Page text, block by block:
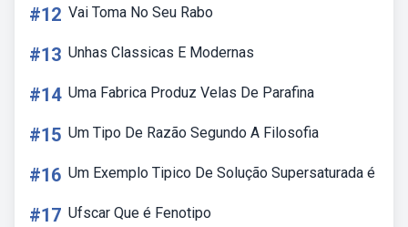
#12 Vai Toma No Seu Rabo
#13 Unhas Classicas E Modernas
#14 Uma Fabrica Produz Velas De Parafina
#15 Um Tipo De Razão Segundo A Filosofia
#16 Um Exemplo Tipico De Solução Supersaturada é
#17 Ufscar Que é Fenotipo